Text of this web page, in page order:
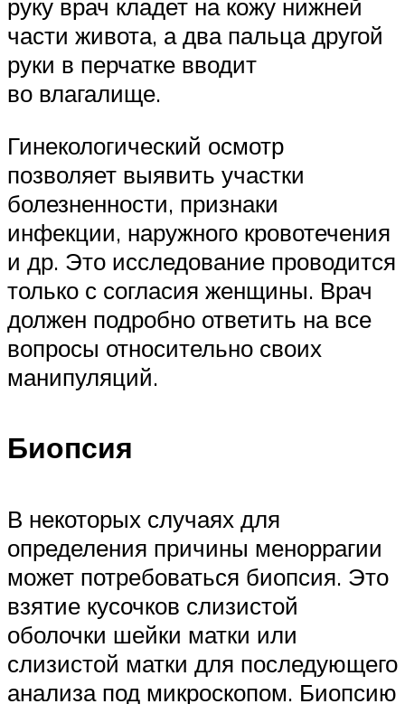
руку врач кладет на кожу нижней
части живота, а два пальца другой
руки в перчатке вводит
во влагалище.
Гинекологический осмотр
позволяет выявить участки
болезненности, признаки
инфекции, наружного кровотечения
и др. Это исследование проводится
только с согласия женщины. Врач
должен подробно ответить на все
вопросы относительно своих
манипуляций.
Биопсия
В некоторых случаях для
определения причины меноррагии
может потребоваться биопсия. Это
взятие кусочков слизистой
оболочки шейки матки или
слизистой матки для последующего
анализа под микроскопом. Биопсию